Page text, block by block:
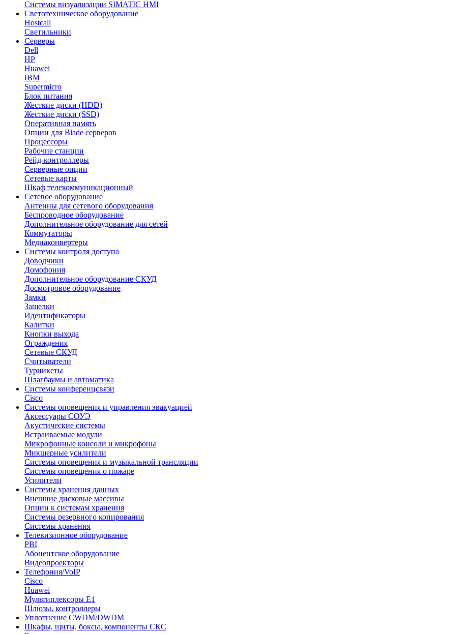
Системы визуализации SIMATIC HMI
Светотехническое оборудование
Hostcall
Светильники
Серверы
Dell
HP
Huawei
IBM
Supermicro
Блок питания
Жесткие диски (HDD)
Жесткие диски (SSD)
Оперативная память
Опции для Blade серверов
Процессоры
Рабочие станции
Рейд-контроллеры
Серверные опции
Сетевые карты
Шкаф телекоммуникационный
Сетевое оборудование
Антенны для сетевого оборудования
Беспроводное оборудование
Дополнительное оборудование для сетей
Коммутаторы
Медиаконвертеры
Системы контроля доступа
Доводчики
Домофония
Дополнительное оборудование СКУД
Досмотровое оборудование
Замки
Защелки
Идентификаторы
Калитки
Кнопки выхода
Ограждения
Сетевые СКУД
Считыватели
Турникеты
Шлагбаумы и автоматика
Системы конференцсвязи
Cisco
Системы оповещения и управления эвакуацией
Аксессуары СОУЭ
Акустические системы
Встраиваемые модули
Микрофонные консоли и микрофоны
Микшерные усилители
Системы оповещения и музыкальной трансляции
Системы оповещения о пожаре
Усилители
Системы хранения данных
Внешние дисковые массивы
Опции к системам хранения
Системы резервного копирования
Системы хранения
Телевизионное оборудование
PBI
Абонентское оборудование
Видеопроекторы
Телефония/VoIP
Cisco
Huawei
Мультиплексоры E1
Шлюзы, контроллеры
Уплотнение CWDM/DWDM
Шкафы, щиты, боксы, компоненты СКС